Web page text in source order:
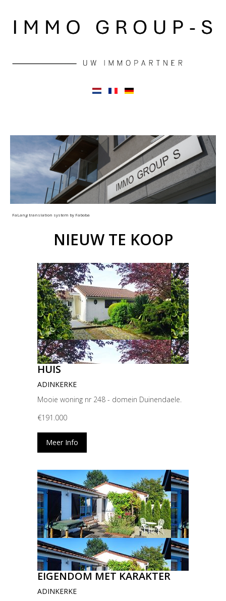
FaLang translation system by Faboba
NIEUW TE KOOP
HUIS
ADINKERKE
Mooie woning nr 248 - domein Duinendaele.
€191.000
Meer Info
EIGENDOM MET KARAKTER
ADINKERKE